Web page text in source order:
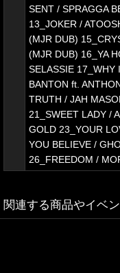
SENT / SPRAGGA
13_JOKER /
(MJR DUB)
(MJR DUB) 16_YA
SELASSIE 17_WHY
BANTON ft.
TRUTH / JAH
21_SWEET LADY /
GOLD 23_YOUR
YOU BELIEVE /
26_FREEDOM /
関連する商品やイベン